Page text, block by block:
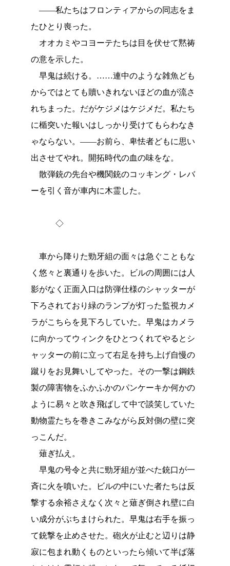
――私たちはフロンティアからの同志をま
たひとり喪った。
オオカミやコヨーテたちは目を伏せて黙祷
の意を示した。
早鬼は続ける。……連中のような雑魚ども
からではとても贖いきれないほどの血が流さ
れちまった。だがケジメはケジメだ。私たち
に楯突いた報いはしっかり受けてもらわなき
ゃならない。――お前ら、卑怯者どもに思い
出させてやれ。開拓時代の血の味をな。
散弾銃の先台や機関銃のコッキング・レバ
ーを引く音が車内に木霊した。
◇
車から降りた勁牙組の面々は急ぐこともな
く悠々と裏通りを歩いた。ビルの周囲には人
影がなく正面入口は防弾仕様のシャッターが
下ろされており緑のランプが灯った監視カメ
ラがこちらを見下ろしていた。早鬼はカメラ
に向かってウィンクをひとつくれてやるとシ
ャッターの前に立って右足を持ち上げ自慢の
蹴りをお見舞いしてやった。その一撃は鋼鉄
製の障害物をふかふかのパンケーキか何かの
ように易々と吹き飛ばして中で談笑していた
動物霊たちを巻きこみながら反対側の壁に突
っこんだ。
薙ぎ払え。
早鬼の号令と共に勁牙組が並べた銃口が一
斉に火を噴いた。ビルの中にいた者たちは反
撃する余裕さえなく次々と薙ぎ倒され壁に白
い成分がぶちまけられた。早鬼は右手を振っ
て銃撃を止めさせた。砲火が止むと辺りは静
寂に包まれ動くものといったら傾いて半ば落